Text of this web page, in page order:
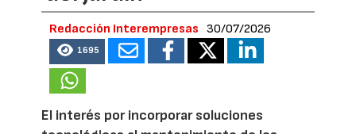
Redacción Interempresas 30/07/2026
1695
El interés por incorporar soluciones